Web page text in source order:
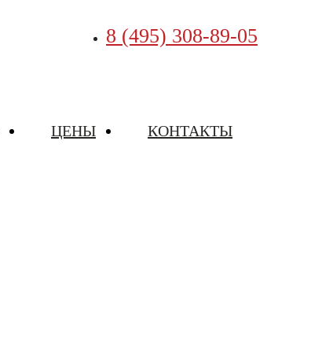
8 (495) 308-89-05
ЦЕНЫ КОНТАКТЫ